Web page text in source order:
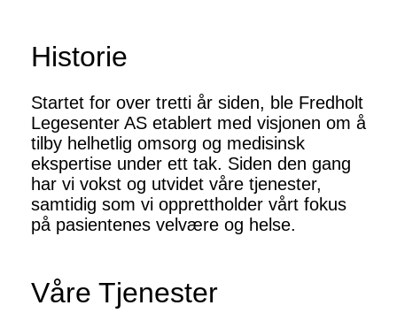
Historie
Startet for over tretti år siden, ble Fredholt
Legesenter AS etablert med visjonen om å
tilby helhetlig omsorg og medisinsk
ekspertise under ett tak. Siden den gang
har vi vokst og utvidet våre tjenester,
samtidig som vi opprettholder vårt fokus
på pasientenes velvære og helse.
Våre Tjenester